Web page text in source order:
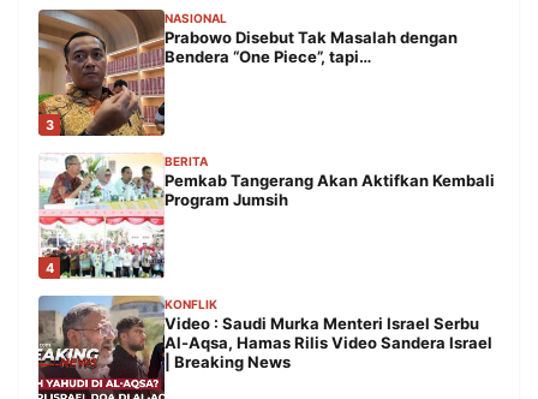
3
NASIONAL
Prabowo Disebut Tak Masalah dengan
Bendera “One Piece”, tapi…
4
BERITA
Pemkab Tangerang Akan Aktifkan Kembali
Program Jumsih
KONFLIK
Video : Saudi Murka Menteri Israel Serbu
Al-Aqsa, Hamas Rilis Video Sandera Israel
| Breaking News